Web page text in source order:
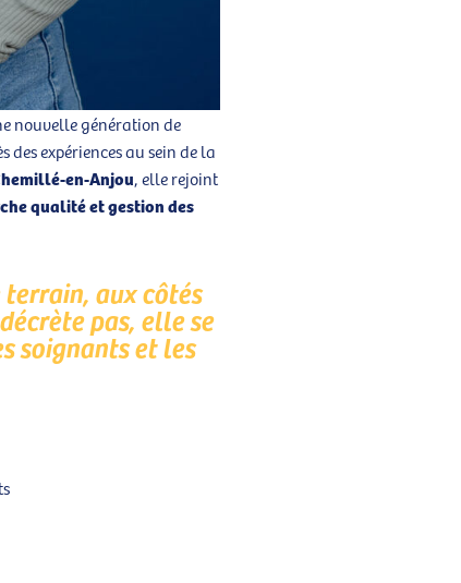
nouvelle génération de
des expériences au sein de la
en-Anjou, elle rejoint
qualité et gestion des
terrain, aux côtés
pas, elle se
soignants et les